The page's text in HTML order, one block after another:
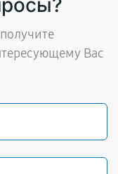
Вас